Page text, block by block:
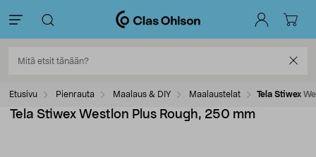
Etusivu Pienrauta Maalaus & DIY Maalaustelat Tela Stiwex
Tela Stiwex Westlon Plus Rough, 250 mm